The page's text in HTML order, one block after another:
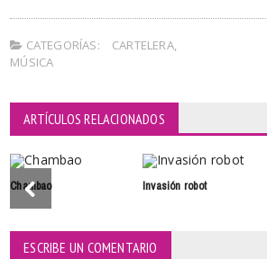
CATEGORÍAS: CARTELERA,
MÚSICA
ARTÍCULOS RELACIONADOS
Chambao Invasión robot
ESCRIBE UN COMENTARIO